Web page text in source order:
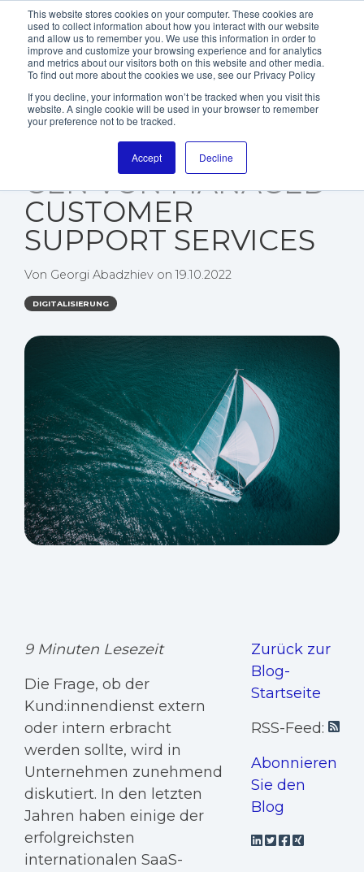
This website stores cookies on your computer. These cookies are
used to collect information about how you interact with our website
and allow us to remember you. We use this information in order to
improve and customize your browsing experience and for analytics
and metrics about our visitors both on this website and other media.
To find out more about the cookies we use, see our Privacy Policy
If you decline, your information won’t be tracked when you visit this
website. A single cookie will be used in your browser to remember
your preference not to be tracked.
Accept Decline
VORTEILE UND
HERAUSFORDERUN
GEN VON MANAGED
CUSTOMER
SUPPORT SERVICES
Von Georgi Abadzhiev on19.10.2022
DIGITALISIERUNG
9 Minuten Lesezeit
Die Frage, ob der
Kund:innendienst extern
oder intern erbracht
werden sollte, wird in
Unternehmen zunehmend
diskutiert. In den letzten
Jahren haben einige der
erfolgreichsten
internationalen SaaS-
Zurück zur
Blog-
Startseite
RSS-Feed:
Abonnieren
Sie den
Blog